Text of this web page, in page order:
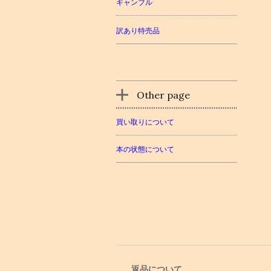
ギャンブル
訳あり特売品
Other page
買い取りについて
本の状態について